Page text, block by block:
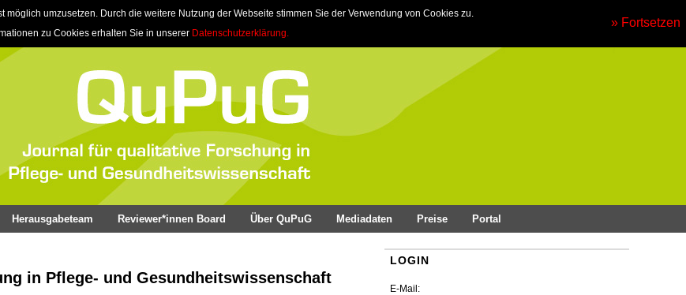
umzusetzen. Durch die weitere Nutzung der Webseite stimmen Sie der Verwendung von Cookies zu.
zu Cookies erhalten Sie in unserer Datenschutzerklärung.
» Fortsetzen
Herausgabeteam Reviewer*innen Board Über QuPuG Mediadaten Preise Portal
LOGIN
E-Mail:
in Pflege- und Gesundheitswissenschaft